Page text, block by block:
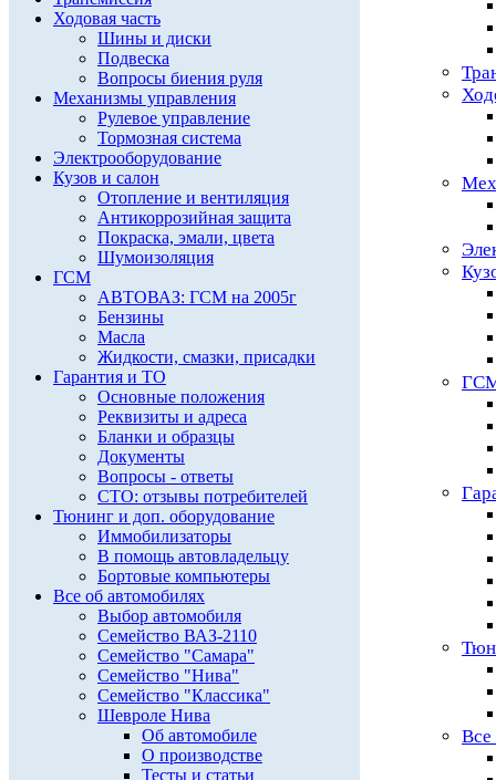
Ходовая часть
Шины и диски
Подвеска
Вопросы биения руля
Механизмы управления
Рулевое управление
Тормозная система
Электрооборудование
Кузов и салон
Отопление и вентиляция
Антикоррозийная защита
Покраска, эмали, цвета
Шумоизоляция
ГСМ
АВТОВАЗ: ГСМ на 2005г
Бензины
Масла
Жидкости, смазки, присадки
Гарантия и ТО
Основные положения
Реквизиты и адреса
Бланки и образцы
Документы
Вопросы - ответы
СТО: отзывы потребителей
Тюнинг и доп. оборудование
Иммобилизаторы
В помощь автовладельцу
Бортовые компьютеры
Все об автомобилях
Выбор автомобиля
Семейство ВАЗ-2110
Семейство "Самара"
Семейство "Нива"
Семейство "Классика"
Шевроле Нива
Об автомобиле
О производстве
Тесты и статьи
Все